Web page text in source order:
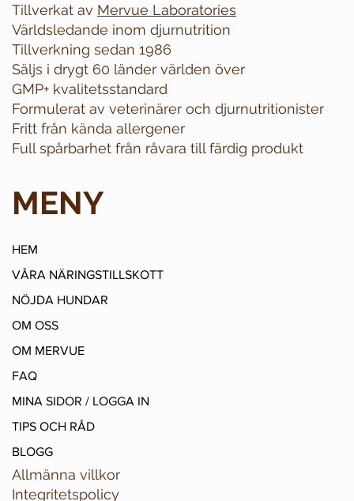
Tillverkat av Mervue Laboratories
Världsledande inom djurnutrition
Tillverkning sedan 1986
Säljs i drygt 60 länder världen över
GMP+ kvalitetsstandard
Formulerat av veterinärer och djurnutritionister
Fritt från kända allergener
Full spårbarhet från råvara till färdig produkt
MENY
HEM
VÅRA NÄRINGSTILLSKOTT
NÖJDA HUNDAR
OM OSS
OM MERVUE
FAQ
MINA SIDOR / LOGGA IN
TIPS OCH RÅD
BLOGG
Allmänna villkor
Integritetspolicy